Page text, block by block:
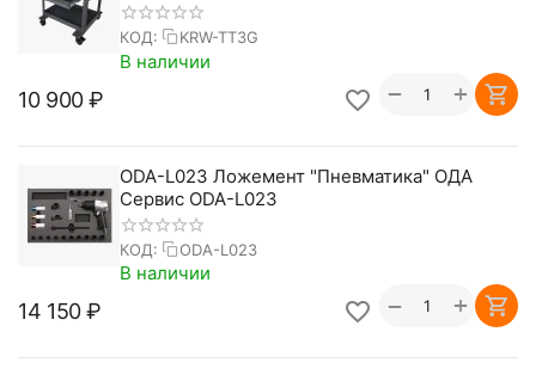
КОД: KRW-TT3G
В наличии
10 900₽ +
−
ODA-L023 Ложемент "Пневматика" ОДА
Сервис ODA-L023
КОД: ODA-L023
В наличии
14 150₽ +
−